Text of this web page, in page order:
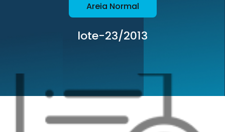
Areia Normal
lote-23/2013